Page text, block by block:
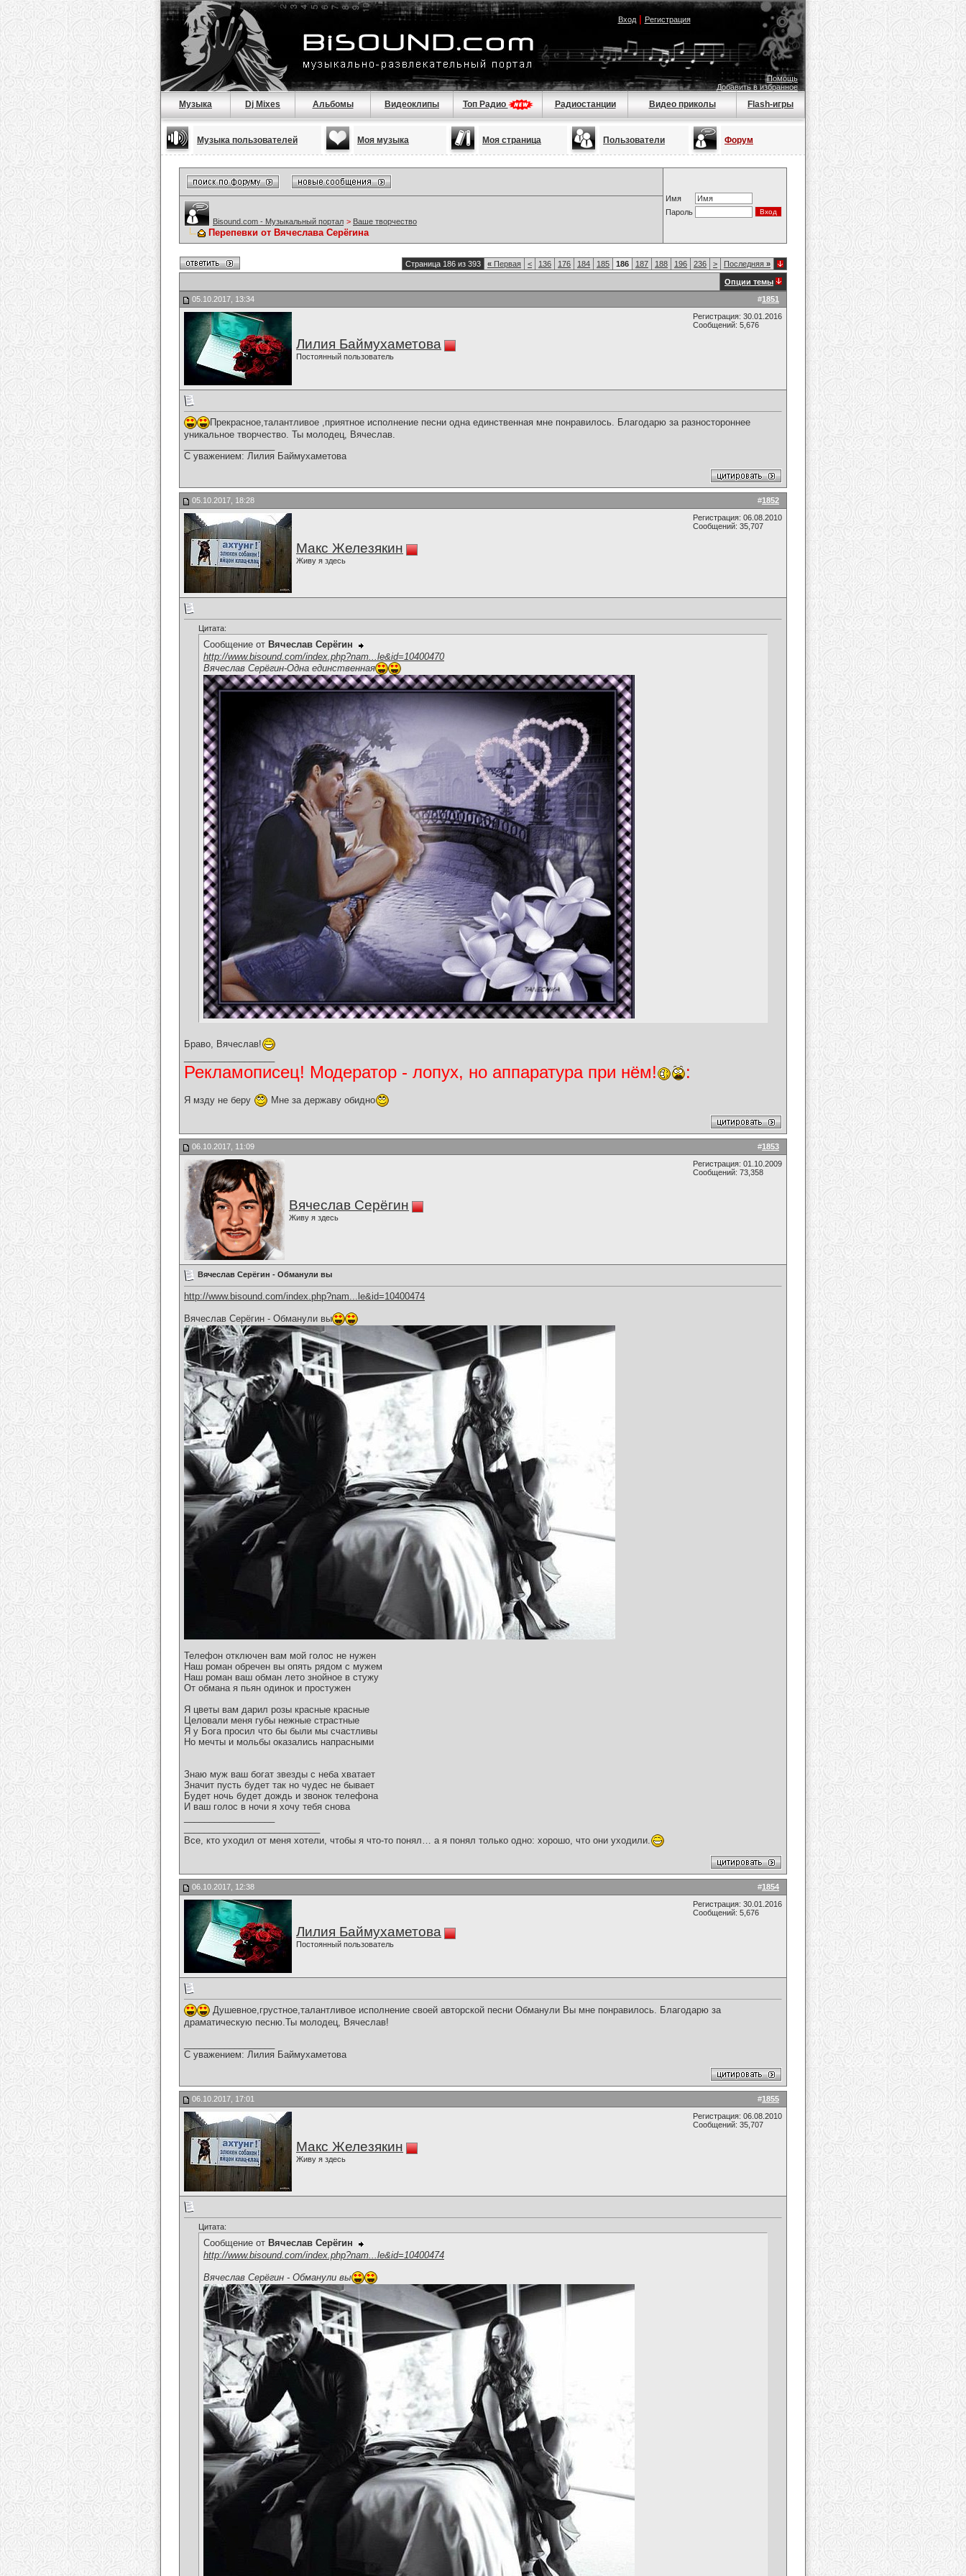
Вход| Регистрация
Помощь
Добавить в избранное
Музыка Dj Mixes Альбомы Видеоклипы Топ Радио Радиостанции Видео приколы Flash-игры
Музыка пользователей Моя музыка Моя страница Пользователи Форум
Имя
Пароль
Bisound.com - Музыкальный портал > Ваше творчество
Перепевки от Вячеслава Серёгина
Страница 186 из 393 « Первая < 136 176 184 185 186 187 188 196 236 > Последняя »
Опции темы
#1851
05.10.2017, 13:34
Лилия Баймухаметова
Постоянный пользователь
Регистрация: 30.01.2016
Сообщений: 5,676
Прекрасное,талантливое ,приятное исполнение песни одна единственная мне понравилось. Благодарю за разностороннее
уникальное творчество. Ты молодец, Вячеслав.
С уважением: Лилия Баймухаметова
#1852
05.10.2017, 18:28
Макс Железякин
Живу я здесь
Регистрация: 06.08.2010
Сообщений: 35,707
Цитата:
Сообщение от Вячеслав Серёгин
http://www.bisound.com/index.php?nam...le&id=10400470
Вячеслав Серёгин-Одна единственная
Браво, Вячеслав!
Рекламописец! Модератор - лопух, но аппаратура при нём! :
Я мзду не беру Мне за державу обидно
#1853
06.10.2017, 11:09
Вячеслав Серёгин
Живу я здесь
Регистрация: 01.10.2009
Сообщений: 73,358
Вячеслав Серёгин - Обманули вы
http://www.bisound.com/index.php?nam...le&id=10400474
Вячеслав Серёгин - Обманули вы
Телефон отключен вам мой голос не нужен
Наш роман обречен вы опять рядом с мужем
Наш роман ваш обман лето знойное в стужу
От обмана я пьян одинок и простужен
Я цветы вам дарил розы красные красные
Целовали меня губы нежные страстные
Я у Бога просил что бы были мы счастливы
Но мечты и мольбы оказались напрасными
Знаю муж ваш богат звезды с неба хватает
Значит пусть будет так но чудес не бывает
Будет ночь будет дождь и звонок телефона
И ваш голос в ночи я хочу тебя снова
Все, кто уходил от меня хотели, чтобы я что-то понял… а я понял только одно: хорошо, что они уходили.
#1854
06.10.2017, 12:38
Лилия Баймухаметова
Постоянный пользователь
Регистрация: 30.01.2016
Сообщений: 5,676
Душевное,грустное,талантливое исполнение своей авторской песни Обманули Вы мне понравилось. Благодарю за
драматическую песню.Ты молодец, Вячеслав!
С уважением: Лилия Баймухаметова
#1855
06.10.2017, 17:01
Макс Железякин
Живу я здесь
Регистрация: 06.08.2010
Сообщений: 35,707
Цитата:
Сообщение от Вячеслав Серёгин
http://www.bisound.com/index.php?nam...le&id=10400474
Вячеслав Серёгин - Обманули вы